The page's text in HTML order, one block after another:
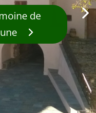
de